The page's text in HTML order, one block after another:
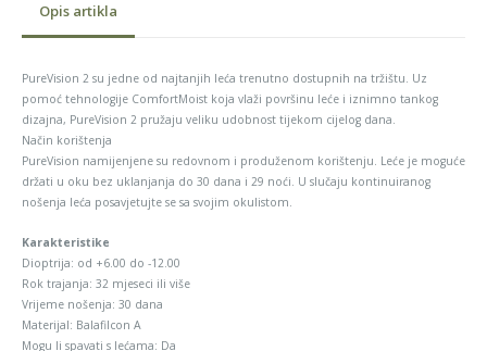
Opis artikla
PureVision 2 su jedne od najtanjih leća trenutno dostupnih na tržištu. Uz
pomoć tehnologije ComfortMoist koja vlaži površinu leće i iznimno tankog
dizajna, PureVision 2 pružaju veliku udobnost tijekom cijelog dana.
Način korištenja
PureVision namijenjene su redovnom i produženom korištenju. Leće je moguće
držati u oku bez uklanjanja do 30 dana i 29 noći. U slučaju kontinuiranog
nošenja leća posavjetujte se sa svojim okulistom.
Karakteristike
Dioptrija: od +6.00 do -12.00
Rok trajanja: 32 mjeseci ili više
Vrijeme nošenja: 30 dana
Materijal: Balafilcon A
Mogu li spavati s lećama: Da